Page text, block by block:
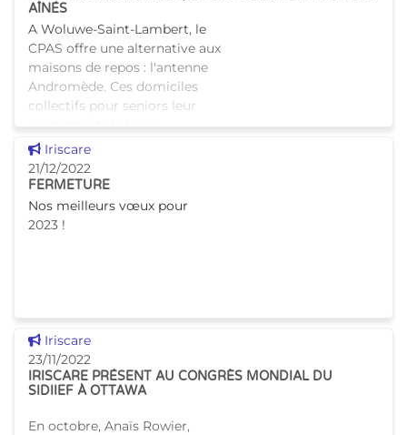
AÎNÉS
A Woluwe-Saint-Lambert, le
CPAS offre une alternative aux
maisons de repos : l'antenne
Andromède. Ces domiciles
collectifs pour seniors leur
permettent de briser
l'isolement tout en gardant
leur aut
Voir cette news
Iriscare
21/12/2022
FERMETURE
Nos meilleurs vœux pour
2023 !
Voir cette news
Iriscare
23/11/2022
IRISCARE PRÉSENT AU CONGRÈS MONDIAL DU
SIDIIEF À OTTAWA
En octobre, Anaïs Rowier,